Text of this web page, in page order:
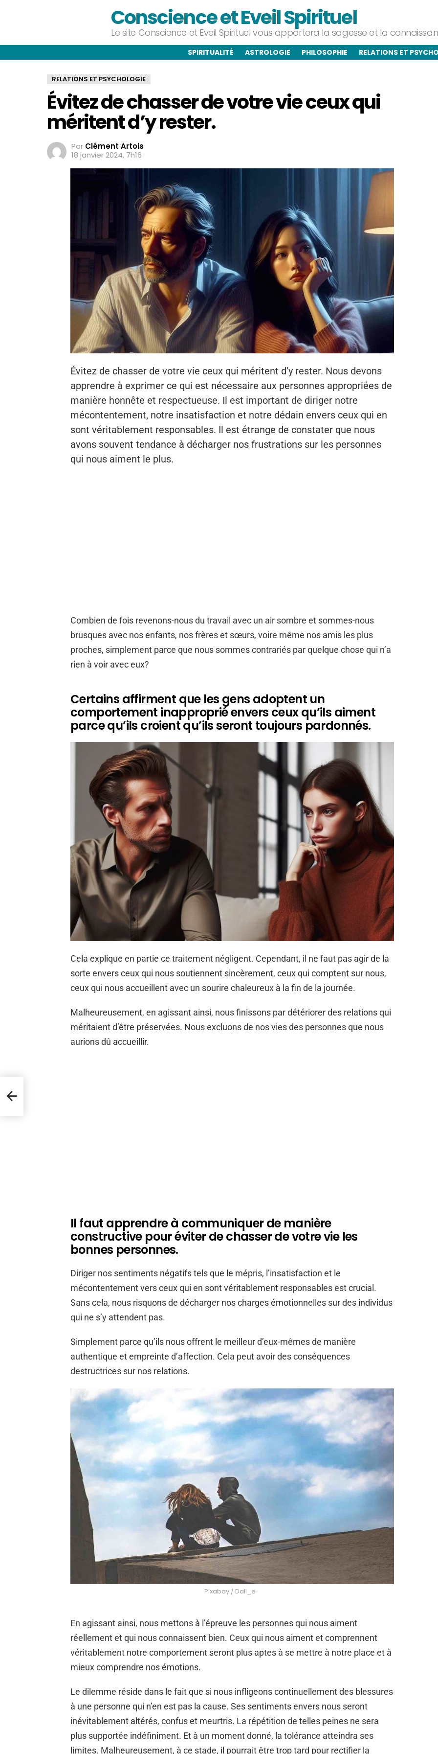
Conscience et Eveil Spirituel
Le site Conscience et Eveil Spirituel vous apportera la sagesse et la
SPIRITUALITÉ ASTROLOGIE PHILOSOPHIE RELATIONS ET
RELATIONS ET PSYCHOLOGIE
Évitez de chasser de votre vie ceux qui
méritent d’y rester.
Par Clément Artois
18 janvier 2024, 7h16
Évitez de chasser de votre vie ceux qui méritent d’y rester. Nous devons
apprendre à exprimer ce qui est nécessaire aux personnes appropriées de
manière honnête et respectueuse. Il est important de diriger notre
mécontentement, notre insatisfaction et notre dédain envers ceux qui en
sont véritablement responsables. Il est étrange de constater que nous
avons souvent tendance à décharger nos frustrations sur les personnes
qui nous aiment le plus.
Combien de fois revenons-nous du travail avec un air sombre et sommes-nous
brusques avec nos enfants, nos frères et sœurs, voire même nos amis les plus
proches, simplement parce que nous sommes contrariés par quelque chose qui n’a
rien à voir avec eux?
Certains affirment que les gens adoptent un
comportement inapproprié envers ceux qu’ils aiment
parce qu’ils croient qu’ils seront toujours pardonnés.
Cela explique en partie ce traitement négligent. Cependant, il ne faut pas agir de la
sorte envers ceux qui nous soutiennent sincèrement, ceux qui comptent sur nous,
ceux qui nous accueillent avec un sourire chaleureux à la fin de la journée.
Malheureusement, en agissant ainsi, nous finissons par détériorer des relations qui
méritaient d’être préservées. Nous excluons de nos vies des personnes que nous
aurions dû accueillir.
Il faut apprendre à communiquer de manière
constructive pour éviter de chasser de votre vie les
bonnes personnes.
Diriger nos sentiments négatifs tels que le mépris, l’insatisfaction et le
mécontentement vers ceux qui en sont véritablement responsables est crucial.
Sans cela, nous risquons de décharger nos charges émotionnelles sur des individus
qui ne s’y attendent pas.
Simplement parce qu’ils nous offrent le meilleur d’eux-mêmes de manière
authentique et empreinte d’affection. Cela peut avoir des conséquences
destructrices sur nos relations.
Pixabay / Dall_e
En agissant ainsi, nous mettons à l’épreuve les personnes qui nous aiment
réellement et qui nous connaissent bien. Ceux qui nous aiment et comprennent
véritablement notre comportement seront plus aptes à se mettre à notre place et à
mieux comprendre nos émotions.
Le dilemme réside dans le fait que si nous infligeons continuellement des blessures
à une personne qui n’en est pas la cause. Ses sentiments envers nous seront
inévitablement altérés, confus et meurtris. La répétition de telles peines ne sera
plus supportée indéfiniment. Et à un moment donné, la tolérance atteindra ses
limites. Malheureusement, à ce stade, il pourrait être trop tard pour rectifier la